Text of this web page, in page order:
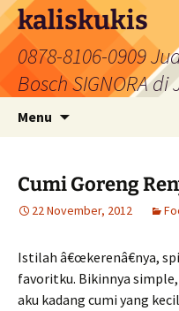
Skip
to
content
kaliskukis
0878-8106-0909
Bosch SIGNORA di
Menu
Cumi Goreng
22 November, 2012
Istilah â€œkerenâ€nya,
favoritku. Bikinnya
aku kadang cumi yang